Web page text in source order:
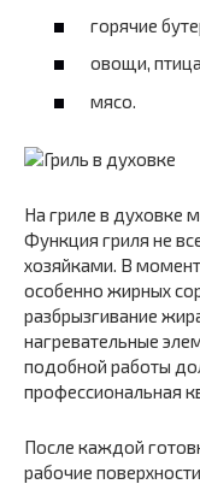
горячие
овощи,
мясо.
На гриле в духовке
Функция гриля не
хозяйками. В
особенно жирных
разбрызгивание
нагревательные
подобной работы
профессиональная
После каждой
рабочие